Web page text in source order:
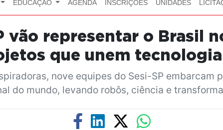
EDUCAÇÃO AGENDA INSCRIÇÕES UNIDADES
vão representar o Brasil
que unem
nove equipes do Sesi-SP embarcam
do mundo, levando robôs, ciência e